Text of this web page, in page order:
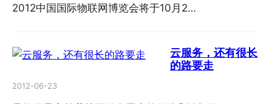
2012中国国际物联网博览会将于10月2…
云服务，还有很长
的路要走
2012-06-23